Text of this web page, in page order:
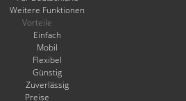
Weitere Funktionen
Vorteile
Einfach
Mobil
Flexibel
Günstig
Zuverlässig
Preise